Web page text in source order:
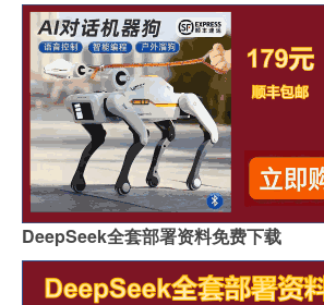
DeepSeek全套部署资料免费下载